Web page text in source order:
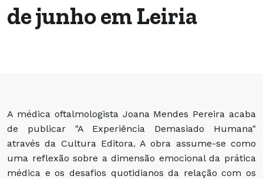
de junho em Leiria
A médica oftalmologista Joana Mendes Pereira acaba
de publicar "A Experiência Demasiado Humana"
através da Cultura Editora. A obra assume-se como
uma reflexão sobre a dimensão emocional da prática
médica e os desafios quotidianos da relação com os